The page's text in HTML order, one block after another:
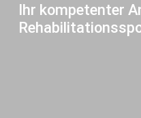
Ihr kompetenter